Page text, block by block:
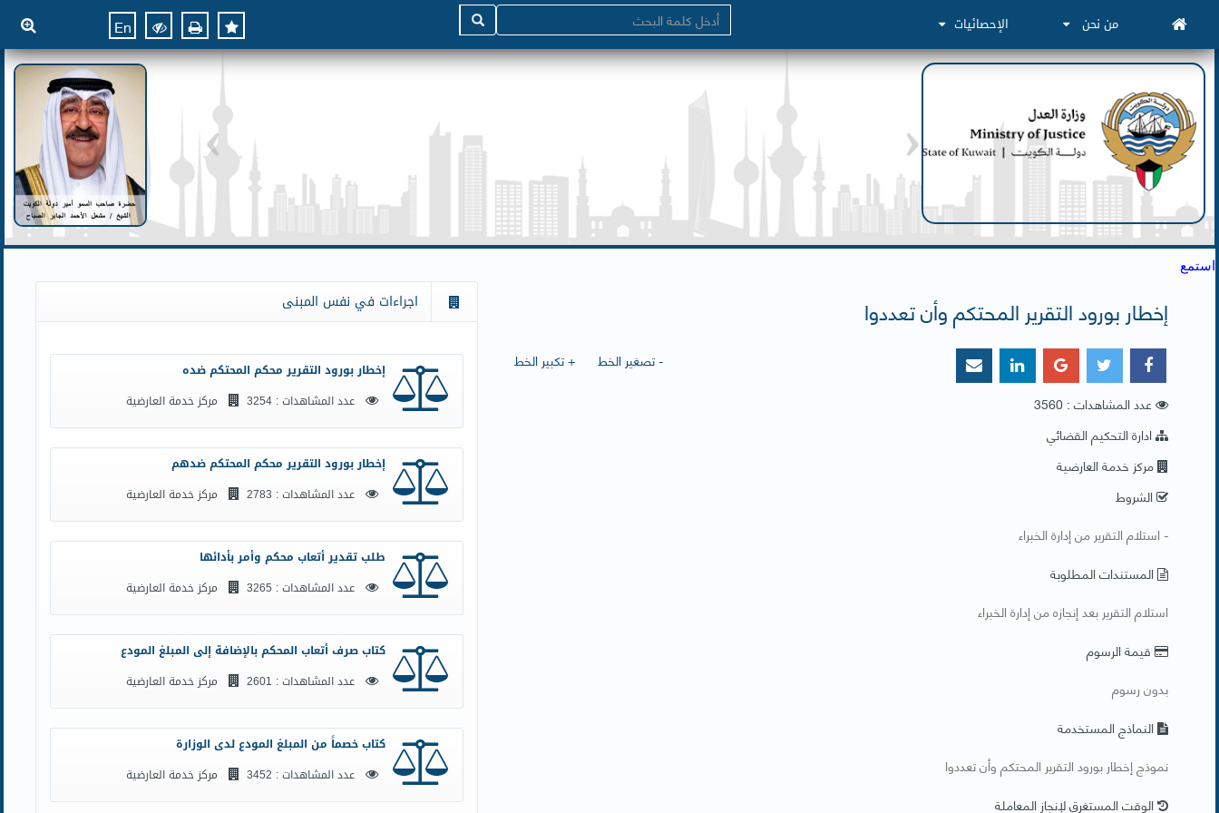
من نحن الإحصائيات En
استمع
إخطار بورود التقرير المحتكم وأن تعددوا
+ تكبير الخط
- تصغير الخط
عدد المشاهدات : 3560
ادارة التحكيم القضائي
مركز خدمة العارضية
الشروط
- استلام التقرير من إدارة الخبراء ​
المستندات المطلوبة
استلام التقرير بعد إنجازه من إدارة الخبراء ​
قيمة الرسوم
بدون رسوم
النماذج المستخدمة
نموذج إخطار بورود التقرير المحتكم وأن تعددوا
الوقت المستغرق لإنجاز المعاملة
اجراءات في نفس المبنى
إخطار بورود التقرير محكم المحتكم ضده
عدد المشاهدات : 3254
مركز خدمة العارضية
إخطار بورود التقرير محكم المحتكم ضدهم
عدد المشاهدات : 2783
مركز خدمة العارضية
طلب تقدير أتعاب محكم وأمر بأدائها
عدد المشاهدات : 3265
مركز خدمة العارضية
كتاب صرف أتعاب المحكم بالإضافة إلى المبلغ المودع
عدد المشاهدات : 2601
مركز خدمة العارضية
كتاب خصماً من المبلغ المودع لدى الوزارة
عدد المشاهدات : 3452
مركز خدمة العارضية